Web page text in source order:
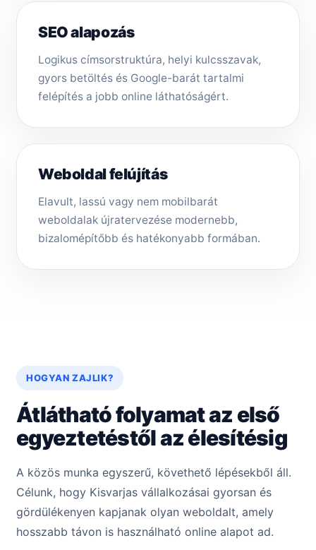
SEO alapozás
Logikus címsorstruktúra, helyi kulcsszavak,
gyors betöltés és Google-barát tartalmi
felépítés a jobb online láthatóságért.
Weboldal felújítás
Elavult, lassú vagy nem mobilbarát
weboldalak újratervezése modernebb,
bizalomépítőbb és hatékonyabb formában.
HOGYAN ZAJLIK?
Átlátható folyamat az első
egyeztetéstől az élesítésig
A közös munka egyszerű, követhető lépésekből áll.
Célunk, hogy Kisvarjas vállalkozásai gyorsan és
gördülékenyen kapjanak olyan weboldalt, amely
hosszabb távon is használható online alapot ad.